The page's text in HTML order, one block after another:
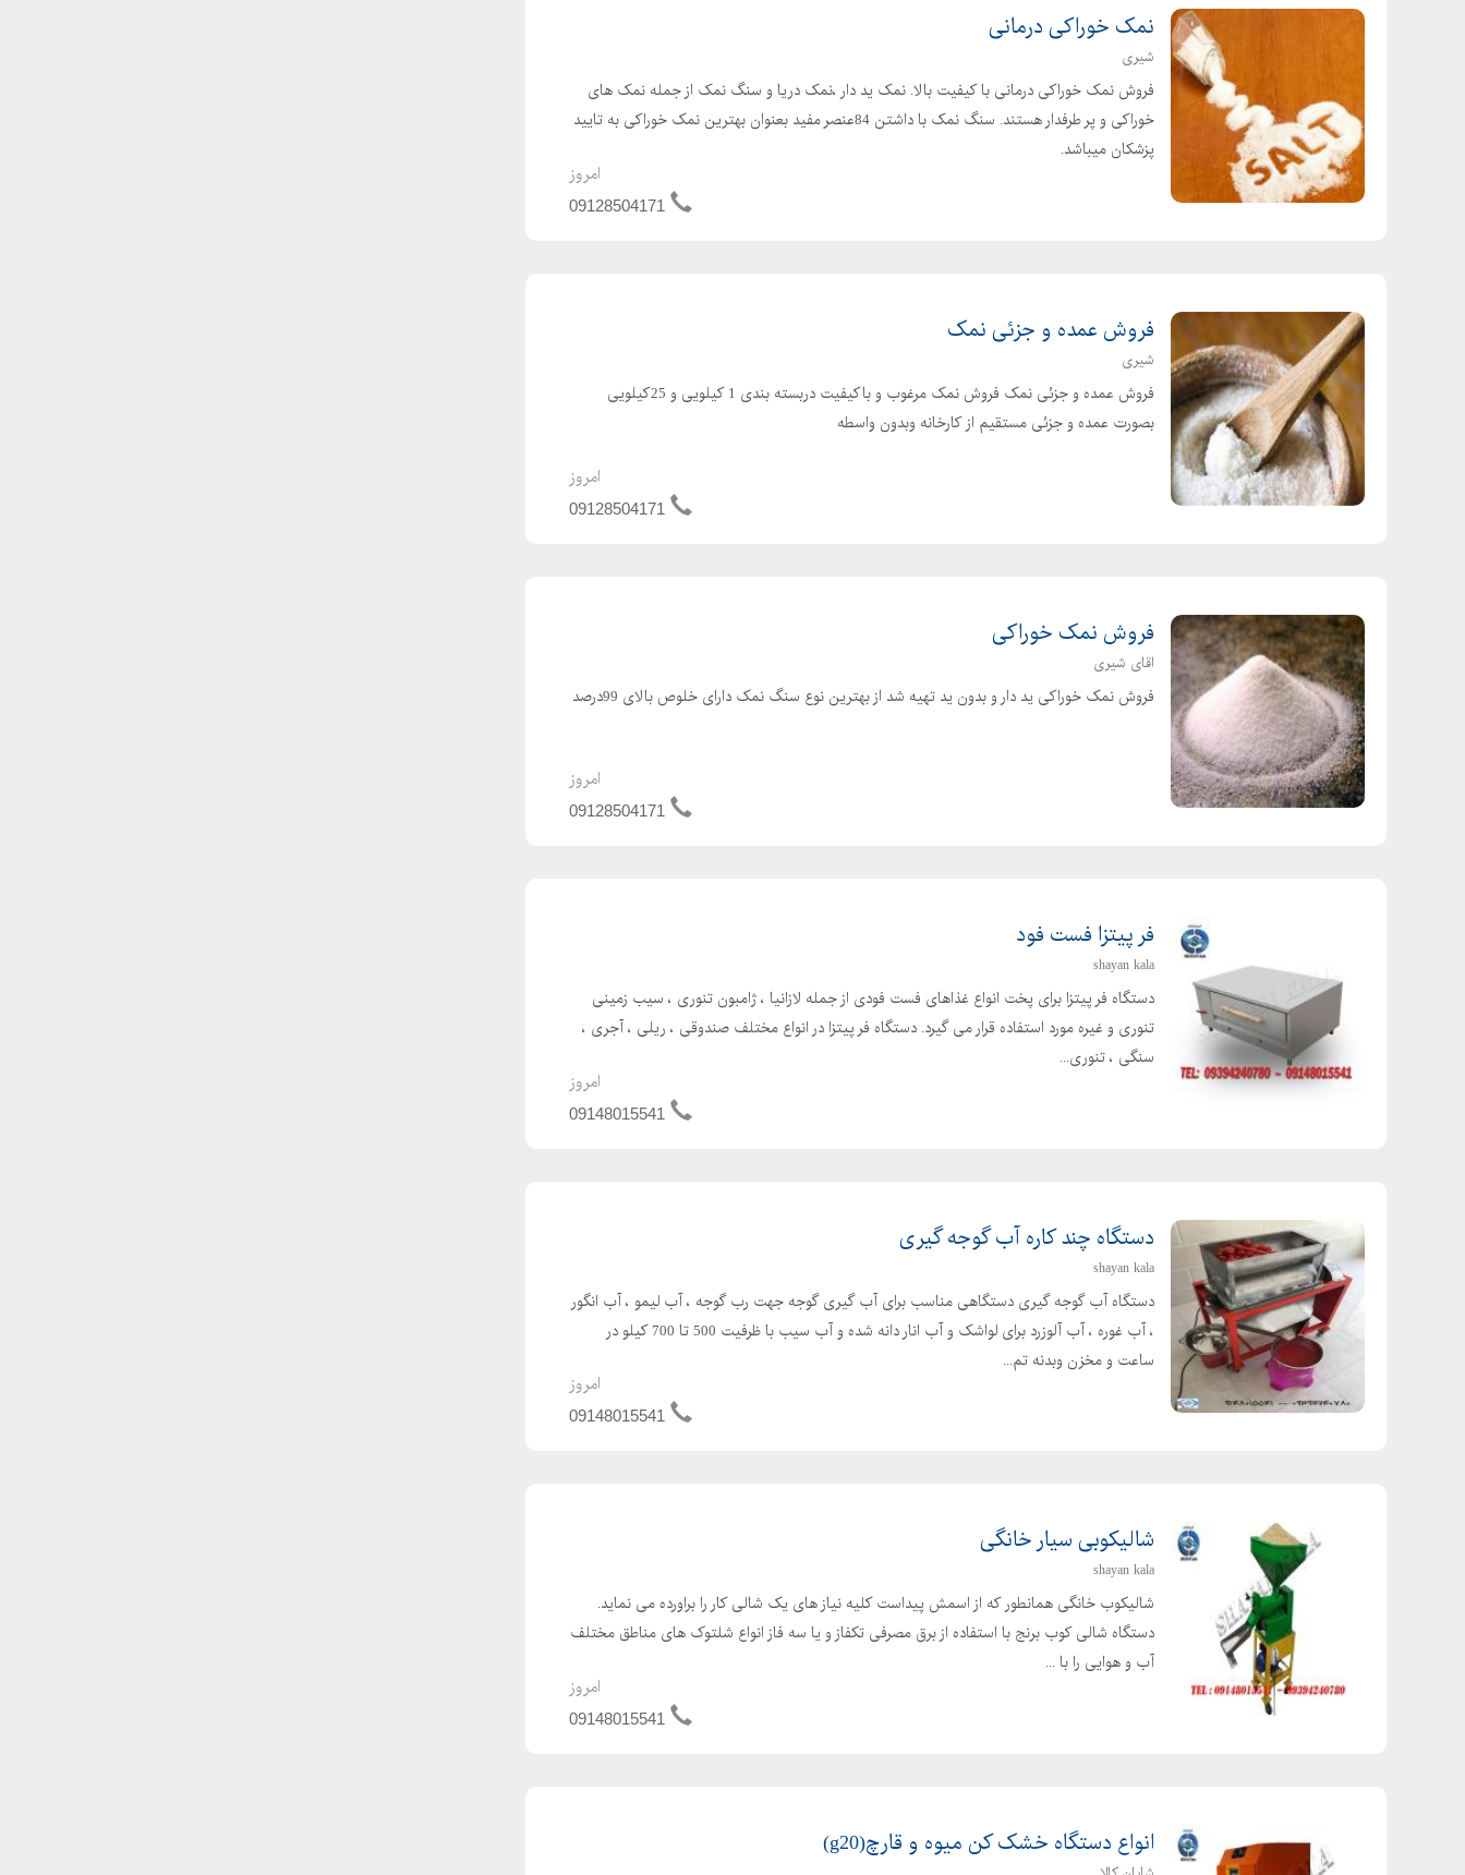
نمک خوراکی درمانی
شیری
فروش نمک خوراکی درمانی با کیفیت بالا. نمک ید دار ،نمک دریا و سنگ نمک از جمله نمک های
خوراکی و پر طرفدار هستند. سنگ نمک با داشتن 84عنصر مفید بعنوان بهترین نمک خوراکی به تایید
پزشکان میباشد.
امروز
09128504171
فروش عمده و جزئی نمک
شیری
فروش عمده و جزئی نمک فروش نمک مرغوب و باکیفیت دربسته بندی 1 کیلویی و 25کیلویی
بصورت عمده و جزئی مستقیم از کارخانه وبدون واسطه
امروز
09128504171
فروش نمک خوراکی
اقای شیری
فروش نمک خوراکی ید دار و بدون ید تهیه شد از بهترین نوع سنگ نمک دارای خلوص بالای 99درصد
امروز
09128504171
فر پیتزا فست فود
shayan kala
دستگاه فر پیتزا برای پخت انواع غذاهای فست فودی از جمله لازانیا ، ژامبون تنوری ، سیب زمینی
تنوری و غیره مورد استفاده قرار می گیرد. دستگاه فر پیتزا در انواع مختلف صندوقی ، ریلی ، آجری ،
سنگی ، تنوری...
امروز
09148015541
دستگاه چند کاره آب گوجه گیری
shayan kala
دستگاه آب گوجه گیری دستگاهی مناسب برای آب گیری گوجه جهت رب گوجه ، آب لیمو ، آب انگور
، آب غوره ، آب آلوزرد برای لواشک و آب انار دانه شده و آب سیب با ظرفیت 500 تا 700 کیلو در
ساعت و مخزن وبدنه تم...
امروز
09148015541
شالیکوبی سیار خانگی
shayan kala
شالیکوب خانگی همانطور که از اسمش پیداست کلیه نیاز های یک شالی کار را براورده می نماید.
دستگاه شالی کوب برنج با استفاده از برق مصرفی تکفاز و یا سه فاز انواع شلتوک های مناطق مختلف
آب و هوایی را با ...
امروز
09148015541
انواع دستگاه خشک کن میوه و قارچ(g20)